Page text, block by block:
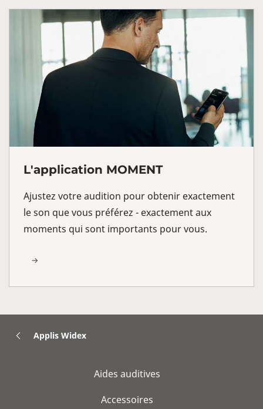
L'application MOMENT
Ajustez votre audition pour obtenir exactement
le son que vous préférez - exactement aux
moments qui sont importants pour vous.
Applis Widex
Aides auditives
Accessoires